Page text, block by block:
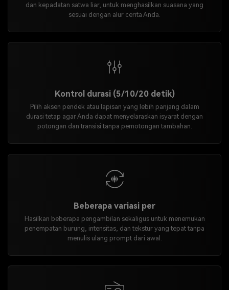
dan kepadatan satwa liar, untuk menghasilkan suasana yang
sesuai dengan alur cerita Anda.
Kontrol durasi (5/10/20 detik)
Pilih aksen pendek atau lapisan yang lebih panjang dalam
durasi tetap agar Anda dapat menyelaraskan isyarat dengan
potongan dan transisi tanpa pemotongan tambahan.
Beberapa variasi per
Hasilkan beberapa pengambilan sekaligus untuk menemukan
penempatan burung, intensitas, dan tekstur yang tepat tanpa
menulis ulang prompt dari awal.